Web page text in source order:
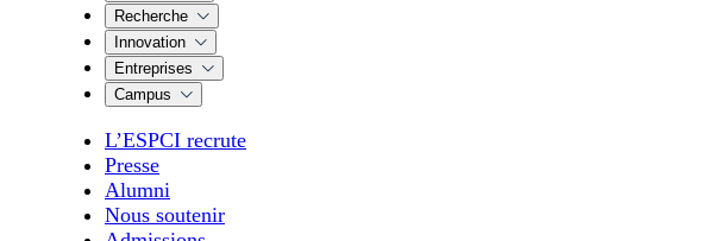
Recherche
Innovation
Entreprises
Campus
L’ESPCI recrute
Presse
Alumni
Nous soutenir